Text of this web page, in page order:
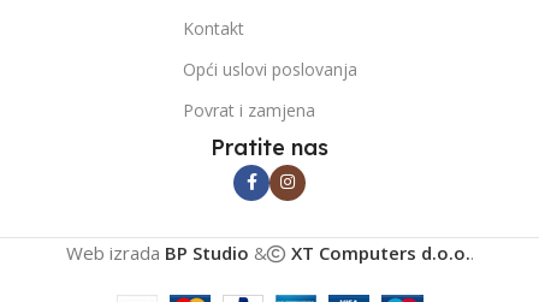
Kontakt
Opći uslovi poslovanja
Povrat i zamjena
Pratite nas
Web izrada BP Studio & XT Computers d.o.o..